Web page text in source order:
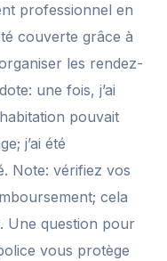
professionnel en
couverte grâce à
les rendez-
une fois, j’ai
pouvait
j’ai été
Note: vérifiez vos
cela
Une question pour
vous protège